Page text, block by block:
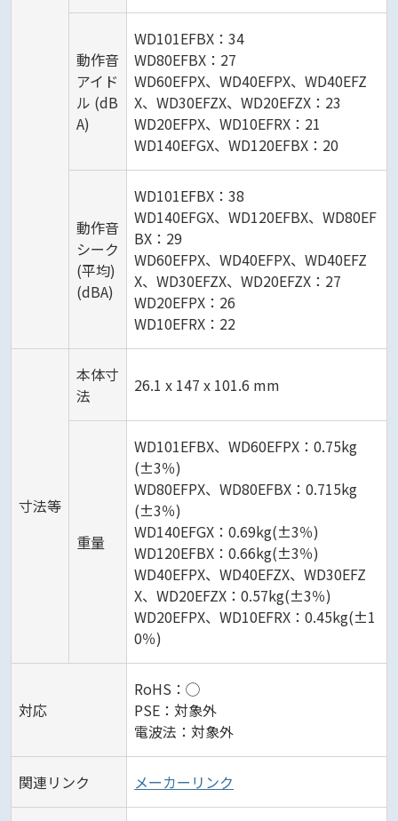
動作音
アイド
ル (dB
A)
WD101EFBX：34
WD80EFBX：27
WD60EFPX、WD40EFPX、WD40EFZ
X、WD30EFZX、WD20EFZX：23
WD20EFPX、WD10EFRX：21
WD140EFGX、WD120EFBX：20
動作音
シーク
(平均)
(dBA)
WD101EFBX：38
WD140EFGX、WD120EFBX、WD80EF
BX：29
WD60EFPX、WD40EFPX、WD40EFZ
X、WD30EFZX、WD20EFZX：27
WD20EFPX：26
WD10EFRX：22
寸法等
本体寸
法
26.1 x 147 x 101.6 mm
重量
WD101EFBX、WD60EFPX：0.75kg
(±3％)
WD80EFPX、WD80EFBX：0.715kg
(±3％)
WD140EFGX：0.69kg(±3％)
WD120EFBX：0.66kg(±3％)
WD40EFPX、WD40EFZX、WD30EFZ
X、WD20EFZX：0.57kg(±3％)
WD20EFPX、WD10EFRX：0.45kg(±1
0％)
対応
RoHS：◯
PSE：対象外
電波法：対象外
関連リンク メーカーリンク